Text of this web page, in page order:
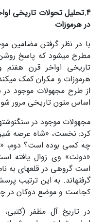
4. تحلیل تحولات تاریخی
در هرموزات
با در نظر گرفتن مضامین
مطرح می­شود که پاسخ
تاریخی اواخر قرن
هرموزات و مکران کمک
از طرح مجهولات موجود در
اساس متون تاریخی مرور
مجهولات موجود در
کرد: نخست، «شاه عرصه
چه کسی بوده است؟ دوم،
«دولت» وی زوال یافته
است گروهی در قلعه­ای به
گرفته­اند. به این ترتیب
کجاست و موضع دوکان در